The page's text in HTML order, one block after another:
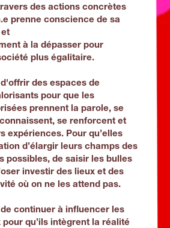
des actions concrètes
prenne conscience de sa
à la dépasser pour
plus égalitaire.
des espaces de
pour que les
prennent la parole, se
se renforcent et
expériences. Pour qu’elles
d’élargir leurs champs des
possibles, de saisir les bulles
investir des lieux et des
où on ne les attend pas.
continuer à influencer les
qu’ils intègrent la réalité